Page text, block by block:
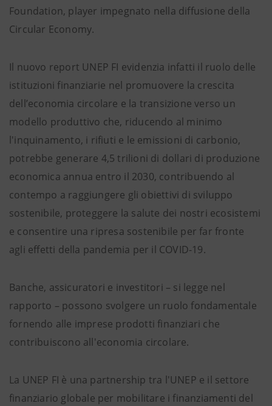
Foundation, player impegnato nella diffusione della
Circular Economy.
Il nuovo report UNEP FI evidenzia infatti il ruolo delle
istituzioni finanziarie nel promuovere la crescita
dell’economia circolare e la transizione verso un
modello produttivo che, riducendo al minimo
l'inquinamento, i rifiuti e le emissioni di carbonio,
potrebbe generare 4,5 trilioni di dollari di produzione
economica annua entro il 2030, contribuendo al
contempo a raggiungere gli obiettivi di sviluppo
sostenibile, proteggere la salute dei nostri ecosistemi
e consentire una ripresa sostenibile per far fronte
agli effetti della pandemia per il COVID-19.
Banche, assicuratori e investitori – si legge nel
rapporto – possono svolgere un ruolo fondamentale
fornendo alle imprese prodotti finanziari che
contribuiscono all'economia circolare.
La UNEP FI è una partnership tra l'UNEP e il settore
finanziario globale per mobilitare i finanziamenti del